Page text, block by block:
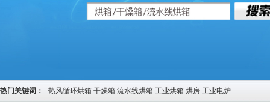
热门关键词： 热风循环烘箱 干燥箱 流水线烘箱 工业烘箱 烘房 工业电炉